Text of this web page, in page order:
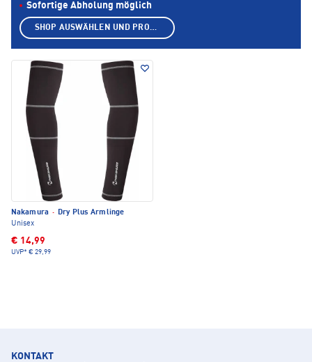
Nakamura · Dry Plus Armlinge
Unisex
€ 14,99
UVP* € 29,99
Sofortige Abholung möglich
SHOP AUSWÄHLEN UND PRODUKTE ANZEIGEN
KONTAKT